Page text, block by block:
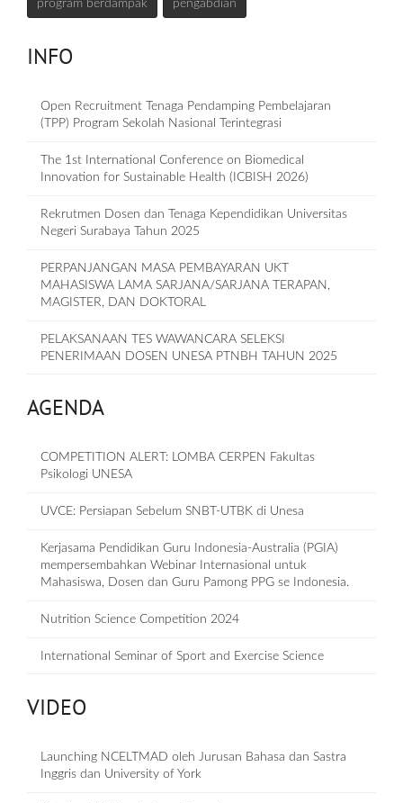
program berdampak pengabdian
INFO
Open Recruitment Tenaga Pendamping Pembelajaran
(TPP) Program Sekolah Nasional Terintegrasi
The 1st International Conference on Biomedical
Innovation for Sustainable Health (ICBISH 2026)
Rekrutmen Dosen dan Tenaga Kependidikan Universitas
Negeri Surabaya Tahun 2025
PERPANJANGAN MASA PEMBAYARAN UKT
MAHASISWA LAMA SARJANA/SARJANA TERAPAN,
MAGISTER, DAN DOKTORAL
PELAKSANAAN TES WAWANCARA SELEKSI
PENERIMAAN DOSEN UNESA PTNBH TAHUN 2025
AGENDA
COMPETITION ALERT: LOMBA CERPEN Fakultas
Psikologi UNESA
UVCE: Persiapan Sebelum SNBT-UTBK di Unesa
Kerjasama Pendidikan Guru Indonesia-Australia (PGIA)
mempersembahkan Webinar Internasional untuk
Mahasiswa, Dosen dan Guru Pamong PPG se Indonesia.
Nutrition Science Competition 2024
International Seminar of Sport and Exercise Science
VIDEO
Launching NCELTMAD oleh Jurusan Bahasa dan Sastra
Inggris dan University of York